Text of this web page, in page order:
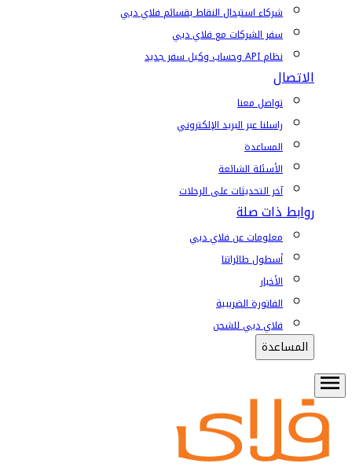
شركاء استبدال النقاط بقسائم فلاي دبي
سفر الشركات مع فلاي دبي
نظام API وحساب وكيل سفر جديد
الاتصال
تواصل معنا
راسلنا عبر البريد الإلكتروني
المساعدة
الأسئلة الشائعة
آخر التحديثات على الرحلات
روابط ذات صلة
معلومات عن فلاي دبي
أسطول طائراتنا
الأخبار
الفاتورة الضريبية
فلاي دبي للشحن
المساعدة